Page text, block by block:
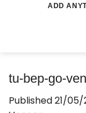
ADD
tu-bep-go-
Published21/05/